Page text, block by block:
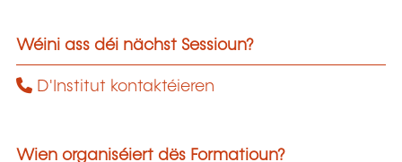
Wéini ass déi nächst Sessioun?
D'Institut kontaktéieren
Wien organiséiert dës Formatioun?